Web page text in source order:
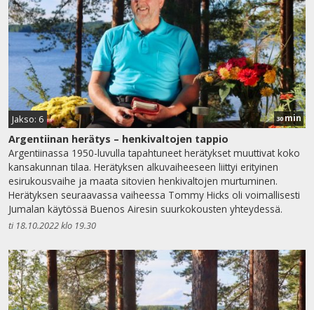
Jakso: 6 30min
Argentiinan herätys – henkivaltojen tappio
Argentiinassa 1950-luvulla tapahtuneet herätykset muuttivat koko
kansakunnan tilaa. Herätyksen alkuvaiheeseen liittyi erityinen
esirukousvaihe ja maata sitovien henkivaltojen murtuminen.
Herätyksen seuraavassa vaiheessa Tommy Hicks oli voimallisesti
Jumalan käytössä Buenos Airesin suurkokousten yhteydessä.
ti 18.10.2022 klo 19.30